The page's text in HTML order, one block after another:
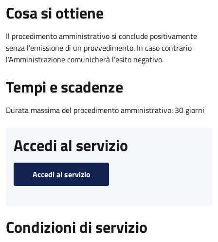
Cosa si ottiene
Il procedimento amministrativo si conclude positivamente
senza l’emissione di un provvedimento. In caso contrario
l’Amministrazione comunicherà l’esito negativo.
Tempi e scadenze
Durata massima del procedimento amministrativo: 30 giorni
Accedi al servizio
Accedi al servizio
Condizioni di servizio